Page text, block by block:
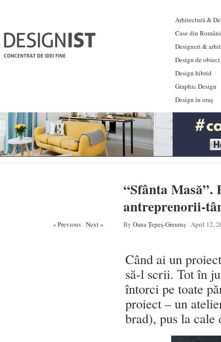
Arhitectură &
Case din
Designeri &
Design de obiect
Design hibrid
Graphic Design
Design în oraș
“Sfânta Masă”.
antreprenorii-
« Previous/ Next » By Oana Țepeș-Greuruș/ April 12,
Când ai un
să-l scrii. Tot în
întorci pe toate
proiect – un
brad), pus la